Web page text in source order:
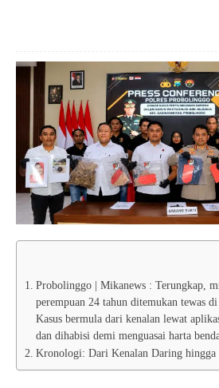
Probolinggo | Mikanews : Terungkap,
perempuan 24 tahun ditemukan tewas
Kasus bermula dari kenalan lewat
dan dihabisi demi menguasai harta
Kronologi: Dari Kenalan Daring hingga